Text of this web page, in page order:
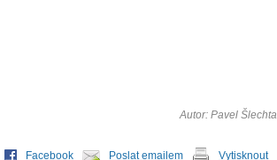
Autor: Pavel Šlechta
Facebook Poslat emailem Vytisknout